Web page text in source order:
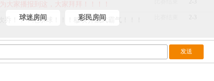
大家播报到这，大家拜拜！！！！ 2-3
乔！！！绝杀球！！！穆坎乔威武霸气！！！
2-3
来贺电！——希望下赛季两队都再接再厉！ 比赛结束 2-3
人苏宁惹不起啊——是啊= = 比赛结束 2-3
球迷房间 彩民房间